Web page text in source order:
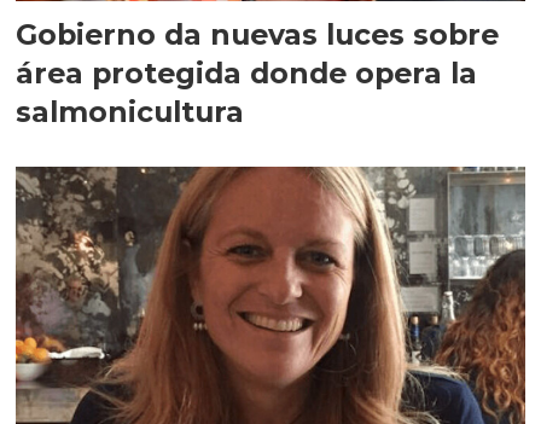
Gobierno da nuevas luces sobre
área protegida donde opera la
salmonicultura